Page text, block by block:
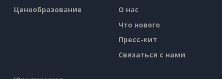
Ценообразование
О нас
Что нового
Пресс-кит
Связаться с нами